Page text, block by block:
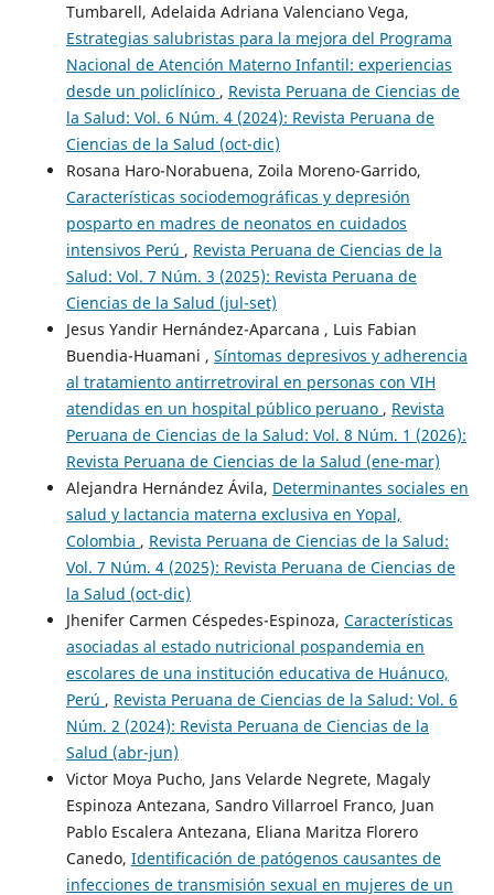
Tumbarell, Adelaida Adriana Valenciano Vega,
Estrategias salubristas para la mejora del Programa
Nacional de Atención Materno Infantil: experiencias
desde un policlínico , Revista Peruana de Ciencias de
la Salud: Vol. 6 Núm. 4 (2024): Revista Peruana de
Ciencias de la Salud (oct-dic)
Rosana Haro-Norabuena, Zoila Moreno-Garrido,
Características sociodemográficas y depresión
posparto en madres de neonatos en cuidados
intensivos Perú , Revista Peruana de Ciencias de la
Salud: Vol. 7 Núm. 3 (2025): Revista Peruana de
Ciencias de la Salud (jul-set)
Jesus Yandir Hernández-Aparcana , Luis Fabian
Buendia-Huamani , Síntomas depresivos y adherencia
al tratamiento antirretroviral en personas con VIH
atendidas en un hospital público peruano , Revista
Peruana de Ciencias de la Salud: Vol. 8 Núm. 1 (2026):
Revista Peruana de Ciencias de la Salud (ene-mar)
Alejandra Hernández Ávila, Determinantes sociales en
salud y lactancia materna exclusiva en Yopal,
Colombia , Revista Peruana de Ciencias de la Salud:
Vol. 7 Núm. 4 (2025): Revista Peruana de Ciencias de
la Salud (oct-dic)
Jhenifer Carmen Céspedes-Espinoza, Características
asociadas al estado nutricional pospandemia en
escolares de una institución educativa de Huánuco,
Perú , Revista Peruana de Ciencias de la Salud: Vol. 6
Núm. 2 (2024): Revista Peruana de Ciencias de la
Salud (abr-jun)
Victor Moya Pucho, Jans Velarde Negrete, Magaly
Espinoza Antezana, Sandro Villarroel Franco, Juan
Pablo Escalera Antezana, Eliana Maritza Florero
Canedo, Identificación de patógenos causantes de
infecciones de transmisión sexual en mujeres de un